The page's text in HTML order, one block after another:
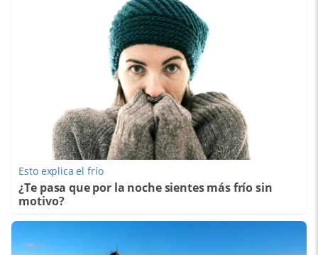
Esto explica el frío
¿Te pasa que por la noche sientes más frío sin
motivo?